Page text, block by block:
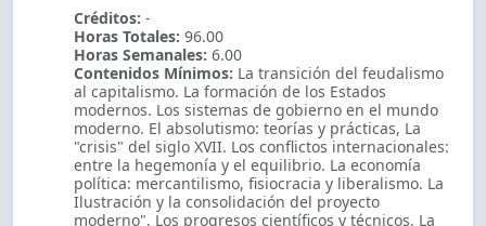
Créditos: -
Horas Totales: 96.00
Horas Semanales: 6.00
Contenidos Mínimos: La transición del feudalismo
al capitalismo. La formación de los Estados
modernos. Los sistemas de gobierno en el mundo
moderno. El absolutismo: teorías y prácticas, La
"crisis" del siglo XVII. Los conflictos internacionales:
entre la hegemonía y el equilibrio. La economía
política: mercantilismo, fisiocracia y liberalismo. La
Ilustración y la consolidación del proyecto
moderno". Los progresos científicos y técnicos. La